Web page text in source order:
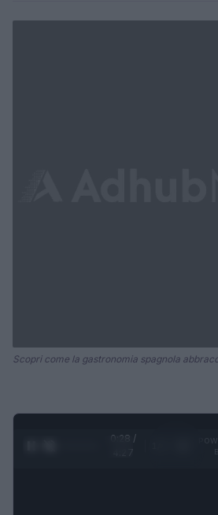
Scopri come la gastronomia spagnola
0:29 /